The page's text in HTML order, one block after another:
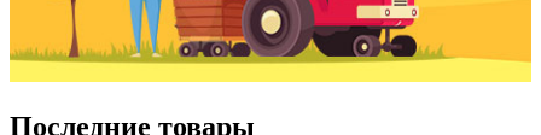
Последние товары